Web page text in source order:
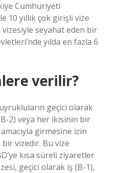
Cumhuriyeti
10 yıllık çok girişli vize
seyahat eden bir
yılda en fazla 6
verilir?
geçici olarak
2) veya her ikisinin bir
girmesine izin
vizedir. Bu vize
kısa süreli ziyaretler
geçici olarak iş (B-1),